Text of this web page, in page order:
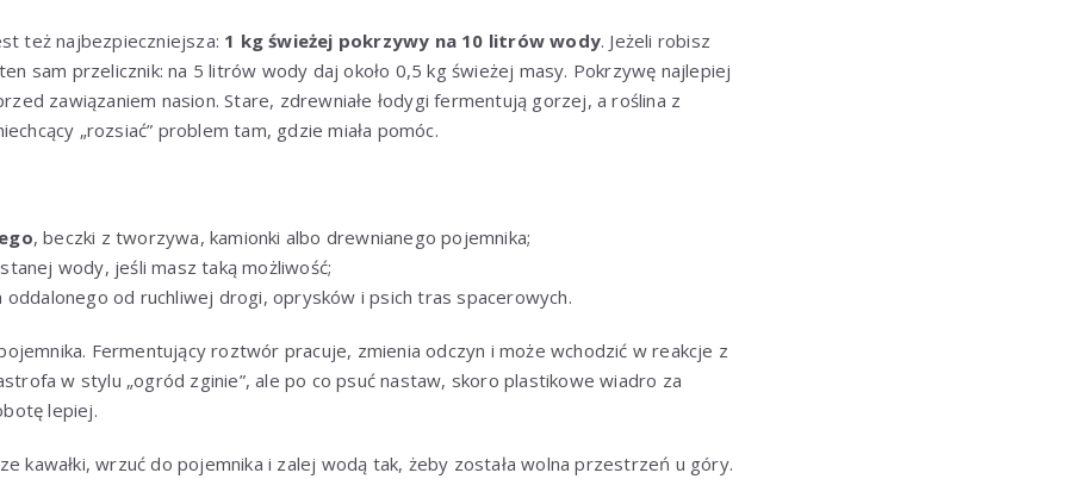
też najbezpieczniejsza: 1 kg świeżej pokrzywy na 10 litrów wody. Jeżeli robisz
sam przelicznik: na 5 litrów wody daj około 0,5 kg świeżej masy. Pokrzywę najlepiej
zawiązaniem nasion. Stare, zdrewniałe łodygi fermentują gorzej, a roślina z
„rozsiać” problem tam, gdzie miała pomóc.
, beczki z tworzywa, kamionki albo drewnianego pojemnika;
wody, jeśli masz taką możliwość;
od ruchliwej drogi, oprysków i psich tras spacerowych.
Fermentujący roztwór pracuje, zmienia odczyn i może wchodzić w reakcje z
w stylu „ogród zginie”, ale po co psuć nastaw, skoro plastikowe wiadro za
lepiej.
kawałki, wrzuć do pojemnika i zalej wodą tak, żeby została wolna przestrzeń u góry.